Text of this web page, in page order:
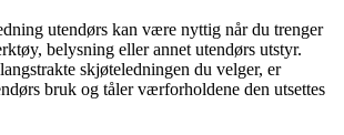
utendørs kan være nyttig når du trenger
belysning eller annet utendørs utstyr.
skjøteledningen du velger, er
bruk og tåler værforholdene den utsettes